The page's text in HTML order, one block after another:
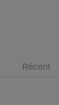
Récent